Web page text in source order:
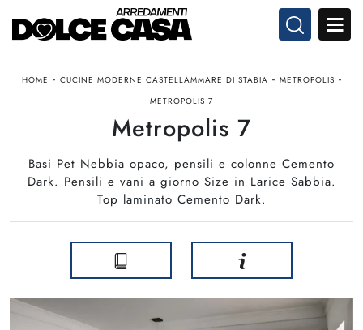
HOME - CUCINE MODERNE CASTELLAMMARE DI STABIA - METROPOLIS -
METROPOLIS 7
Metropolis 7
Basi Pet Nebbia opaco, pensili e colonne Cemento
Dark. Pensili e vani a giorno Size in Larice Sabbia.
Top laminato Cemento Dark.